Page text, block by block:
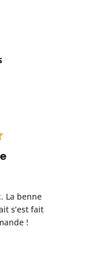
La benne
s’est fait
!